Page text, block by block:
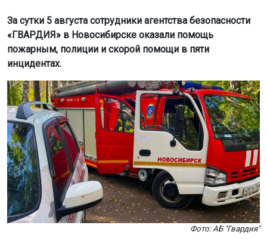
За сутки 5 августа сотрудники агентства безопасности
«ГВАРДИЯ» в Новосибирске оказали помощь
пожарным, полиции и скорой помощи в пяти
инцидентах.
Фото: АБ "Гвардия"